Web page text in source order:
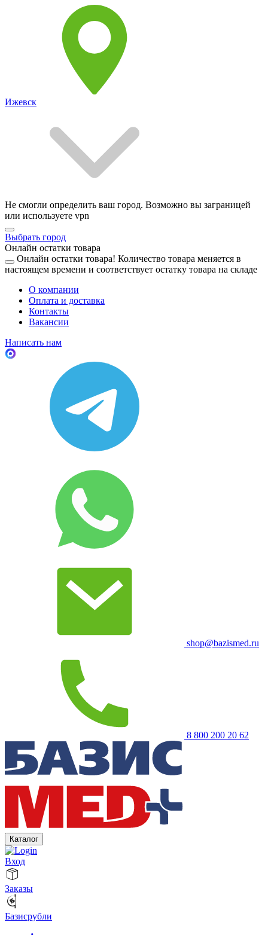
Ижевск
Не смогли определить ваш город. Возможно вы заграницей
или используете vpn
Выбрать город
Онлайн остатки товара
Онлайн остатки товара! Количество товара меняется в
настоящем времени и соответствует остатку товара на складе
О компании
Оплата и доставка
Контакты
Вакансии
Написать нам
shop@bazismed.ru
8 800 200 20 62
Каталог
Вход
Заказы
Базисрубли